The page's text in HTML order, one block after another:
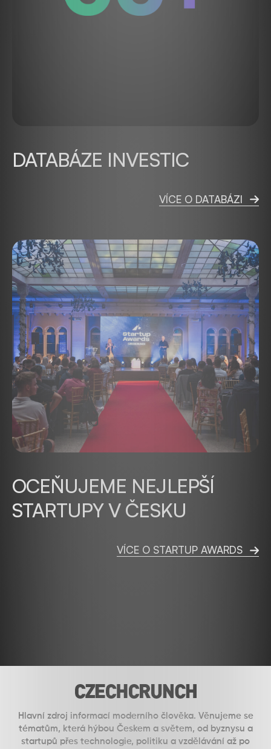
DATABÁZE INVESTIC
VÍCE O DATABÁZI
OCEŇUJEME NEJLEPŠÍ
STARTUPY V ČESKU
VÍCE O STARTUP AWARDS
Hlavní zdroj informací moderního člověka. Věnujeme se
tématům, která hýbou Českem a světem, od byznysu a
startupů přes technologie, politiku a vzdělávání až po